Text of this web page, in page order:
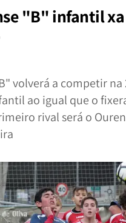
"B" infantil
volverá a competir na
ao igual que o
rival será o